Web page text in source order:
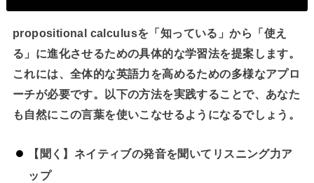
propositional calculusを「知っている」から「使え
る」に進化させるための具体的な学習法を提案します。
これには、全体的な英語力を高めるための多様なアプロ
ーチが必要です。以下の方法を実践することで、あなた
も自然にこの言葉を使いこなせるようになるでしょう。
【聞く】ネイティブの発音を聞いてリスニング力ア
ップ